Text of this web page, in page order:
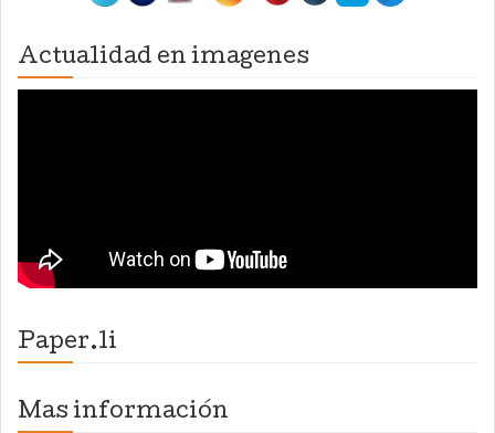
Actualidad en imagenes
Paper.li
Mas información